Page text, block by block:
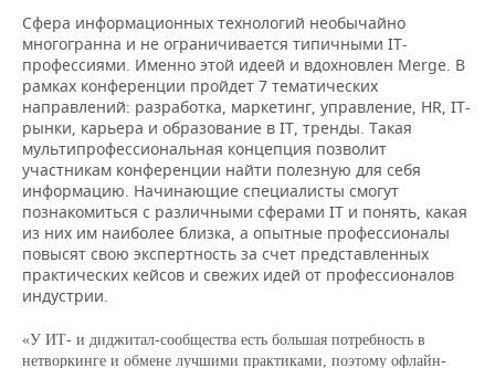
ОПК
ЭНЕРГЕТИКА
ТРАНСПОРТ
УСЛУГИ
IT
МЕДИА
ТЕЛЕКОММУНИКАЦИИ
НОВОСТИ МЕРОПРИЯТИЙ
ВЫЕЗДНАЯ РЕДАКЦИЯ
БИЗНЕС-БРАНЧИ
ONLINE-КОНФЕРЕНЦИИ
ОТКРЫТАЯ ЛЕКЦИЯ
СПОРТ
НОВОСТИ СПОРТА
ФУТБОЛ
ХОККЕЙ
БАСКЕТБОЛ
ВОЛЕЙБОЛ
КИБЕРСПОРТ
ОБЩЕСТВО
НОВОСТИ ОБЩЕСТВА
ВЛАСТЬ
ИНФРАСТРУКТУРА
ИСТОРИЯ
КУЛЬТУРА
ФОТОГАЛЕРЕЯ
СЮЖЕТЫ
СПРАВОЧНИК
СПИСОК ПЕРСОН
СПИСОК КОМПАНИЙ
ПОЛНАЯ ВЕРСИЯ
Сфера информационных технологий необычайно
многогранна и не ограничивается типичными IT-
профессиями. Именно этой идеей и вдохновлен Merge. В
рамках конференции пройдет 7 тематических
направлений: разработка, маркетинг, управление, HR, IT-
рынки, карьера и образование в IT, тренды. Такая
мультипрофессиональная концепция позволит
участникам конференции найти полезную для себя
информацию. Начинающие специалисты смогут
познакомиться с различными сферами IT и понять, какая
из них им наиболее близка, а опытные профессионалы
повысят свою экспертность за счет представленных
практических кейсов и свежих идей от профессионалов
индустрии.
«У ИТ- и диджитал-сообщества есть большая потребность в
нетворкинге и обмене лучшими практиками, поэтому офлайн-